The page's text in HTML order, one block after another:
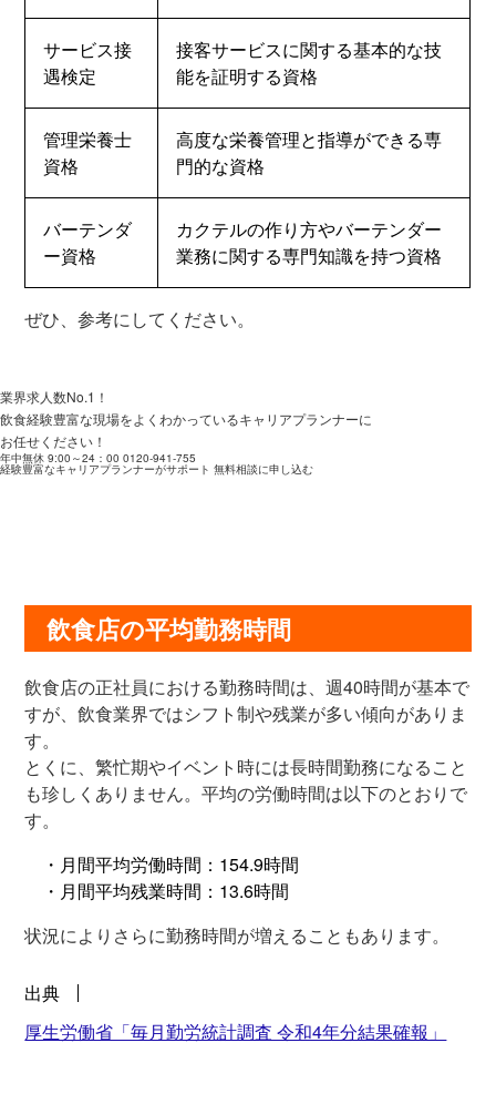
サービス接
遇検定
接客サービスに関する基本的な技
能を証明する資格
管理栄養士
資格
高度な栄養管理と指導ができる専
門的な資格
バーテンダ
ー資格
カクテルの作り方やバーテンダー
業務に関する専門知識を持つ資格
ぜひ、参考にしてください。
業界求人数No.1！
飲食経験豊富な現場をよくわかっているキャリアプランナーに
お任せください！
年中無休 9:00～24：00 0120-941-755
経験豊富なキャリアプランナーがサポート 無料相談に申し込む
飲食店の平均勤務時間
飲食店の正社員における勤務時間は、週40時間が基本で
すが、飲食業界ではシフト制や残業が多い傾向がありま
す。
とくに、繁忙期やイベント時には長時間勤務になること
も珍しくありません。平均の労働時間は以下のとおりで
す。
・月間平均労働時間：154.9時間
・月間平均残業時間：13.6時間
状況によりさらに勤務時間が増えることもあります。
出典
厚生労働省「毎月勤労統計調査 令和4年分結果確報」